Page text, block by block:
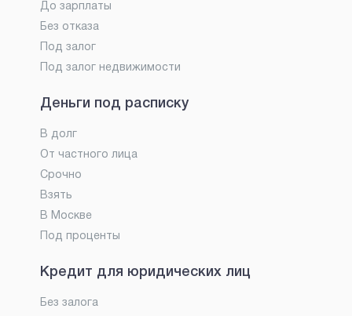
До зарплаты
Без отказа
Под залог
Под залог недвижимости
Деньги под расписку
В долг
От частного лица
Срочно
Взять
В Москве
Под проценты
Кредит для юридических лиц
Без залога